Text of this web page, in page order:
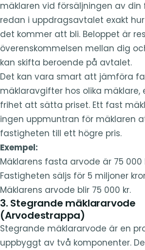
mäklaren vid försäljningen av din
redan i uppdragsavtalet exakt
det kommer att bli. Beloppet är
överenskommelsen mellan dig
kan skifta beroende på avtalet.
Det kan vara smart att jämföra
mäklaravgifter hos olika
frihet att sätta priset. Ett fast
ingen uppmuntran för mäklaren
fastigheten till ett högre pris.
Exempel:
Mäklarens fasta arvode är 75 000
Fastigheten säljs för 5 miljoner
Mäklarens arvode blir 75 000 kr.
3. Stegrande mäklararvode
(Arvodestrappa)
Stegrande mäklararvode är en
uppbyggt av två komponenter.